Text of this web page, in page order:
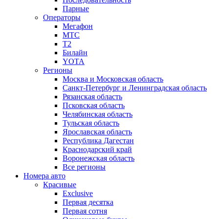
Парные
Операторы
Мегафон
МТС
Т2
Билайн
YOTA
Регионы
Москва и Московская область
Санкт-Петербург и Ленинградская область
Рязанская область
Псковская область
Челябинская область
Тульская область
Ярославская область
Республика Дагестан
Краснодарский край
Воронежская область
Все регионы
Номера авто
Красивые
Exclusive
Первая десятка
Первая сотня